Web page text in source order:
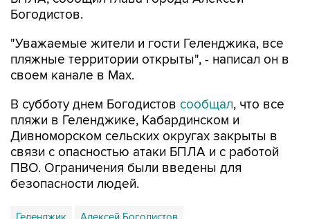
Богодистов.
"Уважаемые жители и гости Геленджика, все
пляжные территории открыты", - написал он в
своем канале в Max.
В субботу днем Богодистов сообщал, что все
пляжи в Геленджике, Кабардинском и
Дивноморском сельских округах закрыты в
связи с опасностью атаки БПЛА и с работой
ПВО. Ограничения были введены для
безопасности людей.